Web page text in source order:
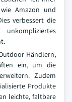
Amazon und
verbessert die
Händlern,
ein, um die
Zudem
Produkte
leichte, faltbare